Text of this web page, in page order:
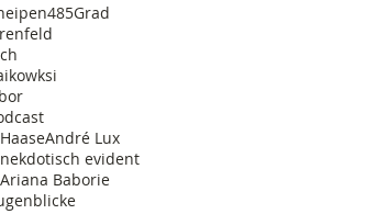
485Grad
André Lux
evident
Ariana Baborie